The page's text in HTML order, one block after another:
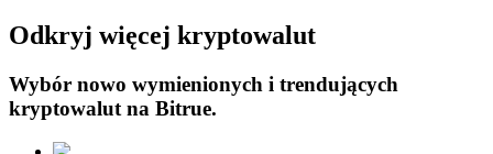
Pożyczki
Usługa pożyczek wspieranych kryptowalutami
Odkryj więcej kryptowalut
Wybór nowo wymienionych i trendujących
kryptowalut na Bitrue.